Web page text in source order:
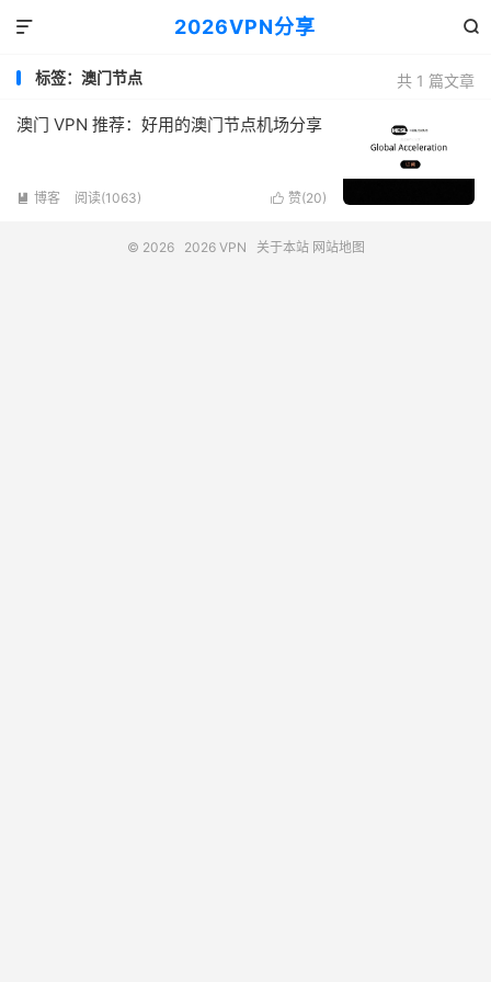
2026VPN分享 

共 1 篇文章
标签：澳门节点
澳门 VPN 推荐：好用的澳门节点机场分享
 赞(20)
 博客 阅读(1063)
© 2026 2026 VPN 关于本站 网站地图